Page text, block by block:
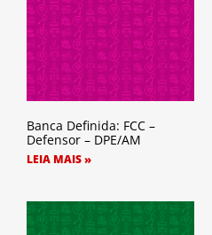
Banca Definida: FCC –
Defensor – DPE/AM
LEIA MAIS »